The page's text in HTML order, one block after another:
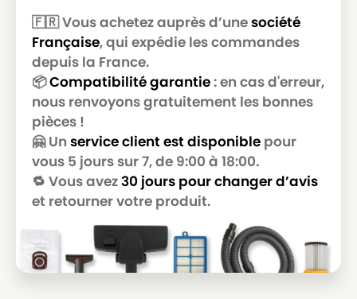
BESTRON
BESTRON VCH 3602
BESTRON
BESTRON VCH 3608 E
BESTRON
BESTRON VCH 4806 E
🇫🇷 Vous achetez auprès d’unesociété
Française, qui expédie les commandes
depuis la France.
📦Compatibilité garantie: en cas d'erreur,
nous renvoyons gratuitement les bonnes
pièces !
🤗 Un service client est disponible pour
vous 5 jours sur 7, de 9:00 à 18:00.
🔁 Vous avez30 jours pour changer d’avis
et retourner votre produit.